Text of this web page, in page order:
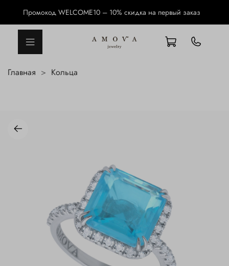
Промокод WELCOME10 – 10% скидка на первый заказ
Главная Кольца